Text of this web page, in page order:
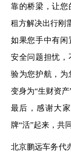
靠的桥梁，让您
租方解决出行刚
如果您手中有闲
安全问题担忧，
验为您护航，为
变身为“生财资
最后，感谢大
牌“活”起来，共
北京鹏远车务代